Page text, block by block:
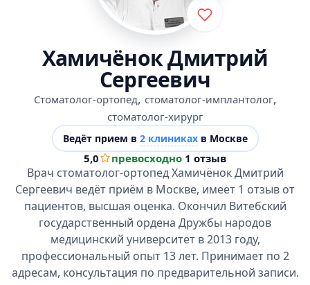
Хамичёнок Дмитрий
Сергеевич
Стоматолог-ортопед, стоматолог-имплантолог,
стоматолог-хирург
Ведёт прием в 2 клиникахв Москве
5,0 превосходно·1 отзыв
Врач стоматолог-ортопед Хамичёнок Дмитрий
Сергеевич ведёт приём в Москве, имеет 1 отзыв от
пациентов, высшая оценка. Окончил Витебский
государственный ордена Дружбы народов
медицинский университет в 2013 году,
профессиональный опыт 13 лет. Принимает по 2
адресам, консультация по предварительной записи.